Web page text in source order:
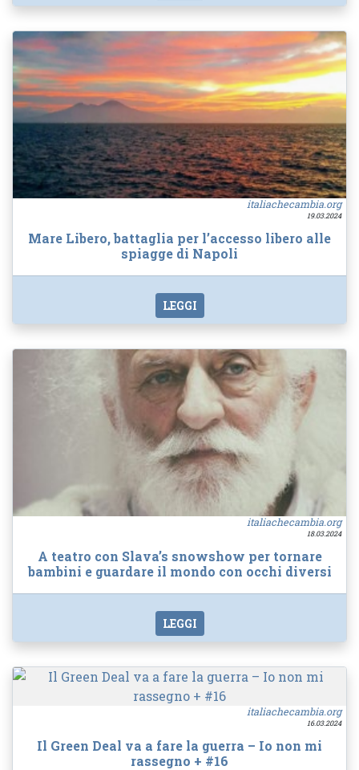
italiachecambia.org
19.03.2024
Mare Libero, battaglia per l’accesso libero alle
spiagge di Napoli
LEGGI
italiachecambia.org
18.03.2024
A teatro con Slava’s snowshow per tornare
bambini e guardare il mondo con occhi diversi
LEGGI
italiachecambia.org
16.03.2024
Il Green Deal va a fare la guerra – Io non mi
rassegno + #16